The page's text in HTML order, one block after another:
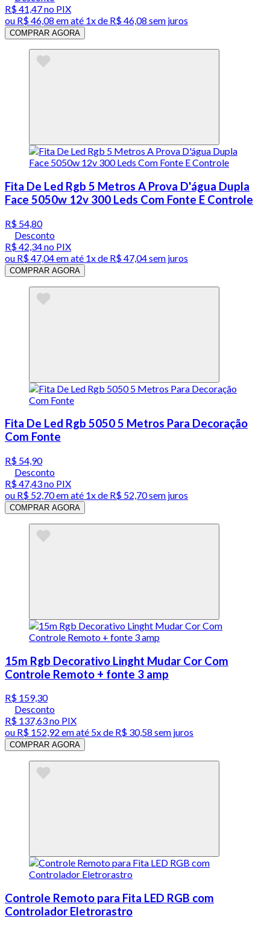
R$ 41,47no PIX
ou R$ 46,08 em até 1x de R$ 46,08 sem juros
COMPRAR AGORA
Fita De Led Rgb 5 Metros A Prova D'água Dupla
Face 5050w 12v 300 Leds Com Fonte E Controle
R$ 54,80
Desconto
R$ 42,34no PIX
ou R$ 47,04em até 1x de R$ 47,04sem juros
COMPRAR AGORA
Fita De Led Rgb 5050 5 Metros Para Decoração
Com Fonte
R$ 54,90
Desconto
R$ 47,43no PIX
ou R$ 52,70em até 1x de R$ 52,70sem juros
COMPRAR AGORA
15m Rgb Decorativo Linght Mudar Cor Com
Controle Remoto + fonte 3 amp
R$ 159,30
Desconto
R$ 137,63no PIX
ou R$ 152,92 em até 5x de R$ 30,58 sem juros
COMPRAR AGORA
Controle Remoto para Fita LED RGB com
Controlador Eletrorastro